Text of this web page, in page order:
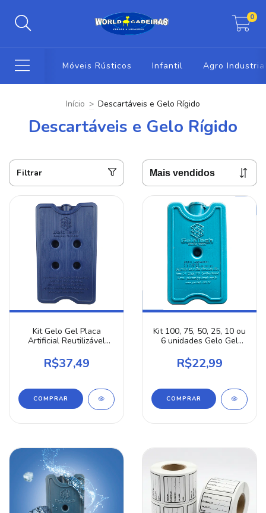
0
Móveis Rústicos Infantil Agro
Início > Descartáveis e Gelo Rígido
Descartáveis e Gelo Rígido
Filtrar
Kit Gelo Gel Placa
Artificial Reutilizável
ou 6 Unidades
R$37,49
COMPRAR
Kit 100, 75, 50, 25, 10 ou
6 unidades Gelo Gel
Reutilizável Rígido 200ml
Azul
R$22,99
COMPRAR